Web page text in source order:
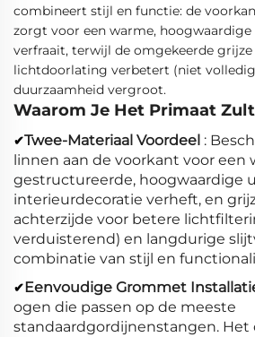
combineert stijl en functie: de
zorgt voor een warme,
verfraait, terwijl de omgekeerde grijze
lichtdoorlating verbetert (niet
duurzaamheid vergroot.
Waarom Je Het Primaat
✔Twee-Materiaal Voordeel :
linnen aan de voorkant voor een
gestructureerde, hoogwaardige
interieurdecoratie verheft, en
achterzijde voor betere
verduisterend) en langdurige
combinatie van stijl en
✔Eenvoudige Grommet
ogen die passen op de meeste
standaardgordijnenstangen.